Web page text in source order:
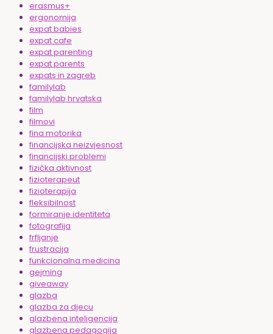
erasmus+
ergonomija
expat babies
expat cafe
expat parenting
expat parents
expats in zagreb
familylab
familylab hrvatska
film
filmovi
fina motorika
financijska neizvjesnost
financijski problemi
fizička aktivnost
fizioterapeut
fizioterapija
fleksibilnost
formiranje identiteta
fotografija
frfljanje
frustracija
funkcionalna medicina
gejming
giveaway
glazba
glazba za djecu
glazbena inteligencija
glazbena pedagogija